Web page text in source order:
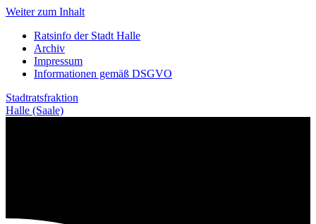
Weiter zum Inhalt
Ratsinfo der Stadt Halle
Archiv
Impressum
Informationen gemäß DSGVO
Stadtratsfraktion
Halle (Saale)